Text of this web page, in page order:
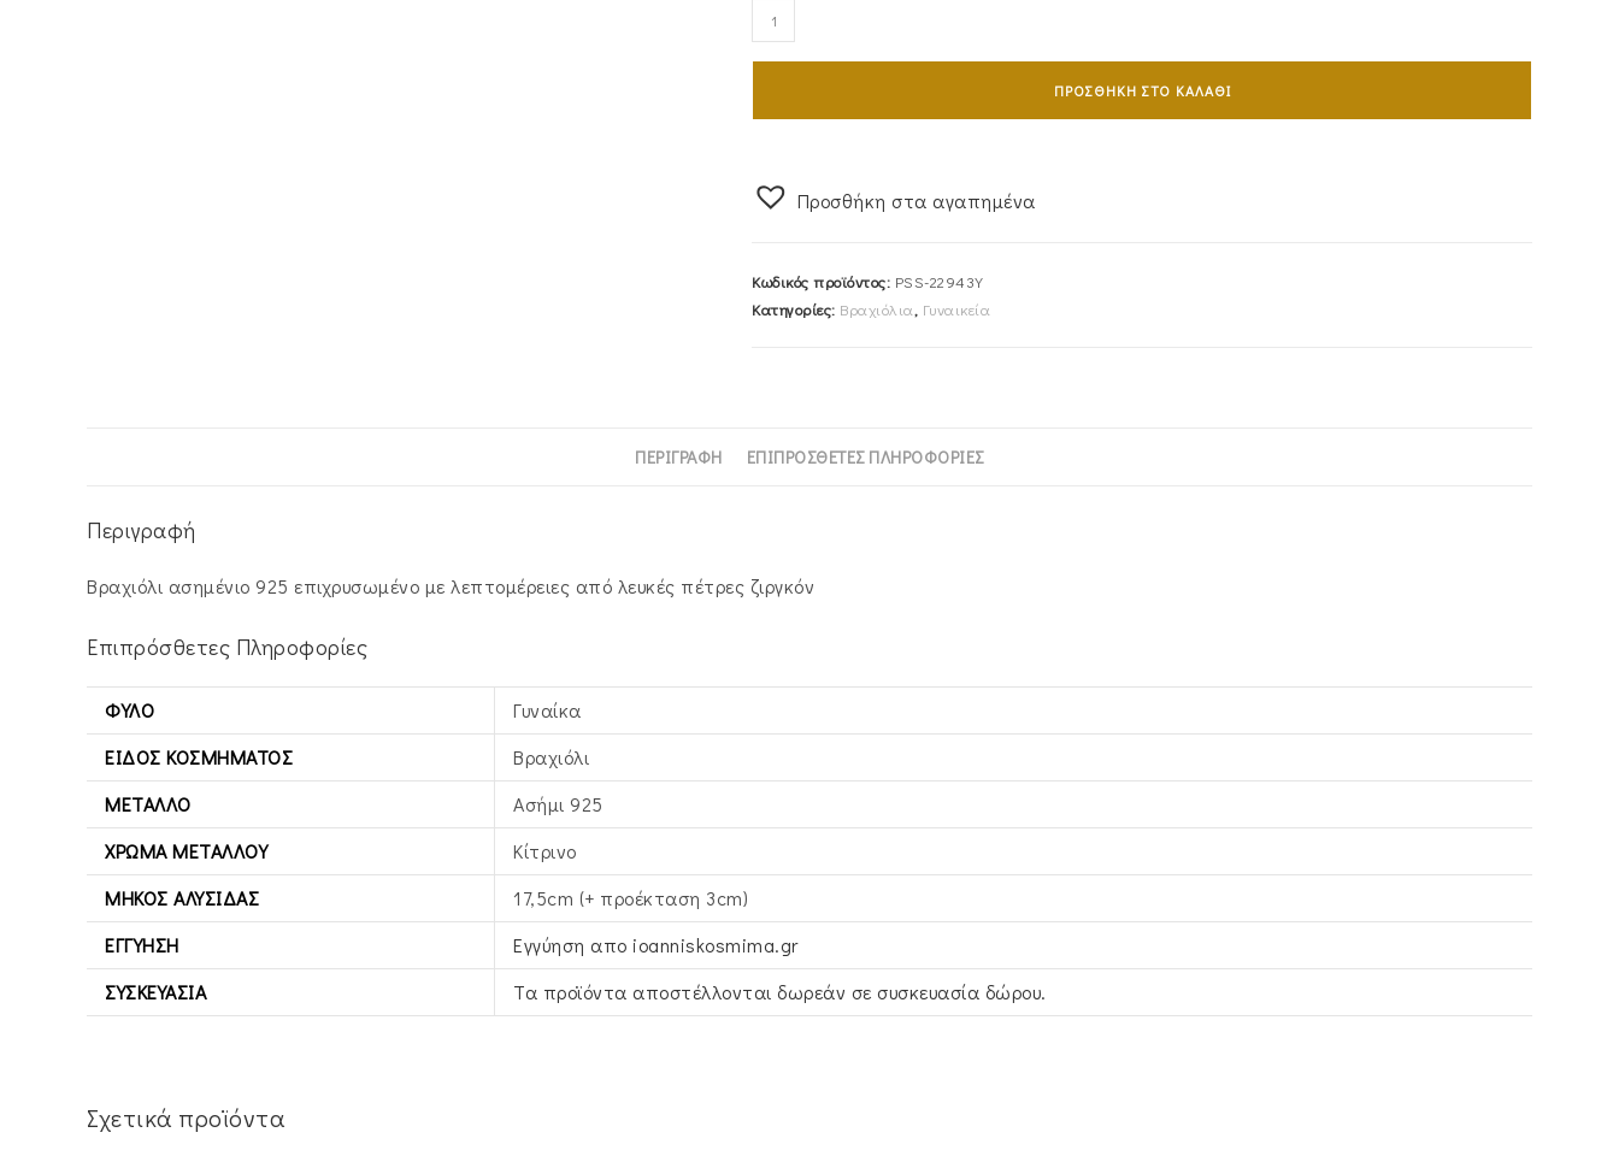
Βραχιόλι
Ασημένιο
Από
Ζιργκόν
PSS-
ΠΡΟΣΘΉΚΗ ΣΤΟ ΚΑΛΆΘΙ
Προσθήκη στα αγαπημένα
Κωδικός προϊόντος: PSS-22943Y
Κατηγορίες: Βραχιόλια, Γυναικεία
ΠΕΡΙΓΡΑΦΉ ΕΠΙΠΡΌΣΘΕΤΕΣ ΠΛΗΡΟΦΟΡΊΕΣ
Περιγραφή
Βραχιόλι ασημένιο 925 επιχρυσωμένο με λεπτομέρειες από λευκές πέτρες ζιργκόν
Επιπρόσθετες Πληροφορίες
ΦΎΛΟ
Γυναίκα
ΕΊΔΟΣ ΚΟΣΜΉΜΑΤΟΣ
Βραχιόλι
ΜΈΤΑΛΛΟ
Ασήμι 925
ΧΡΏΜΑ ΜΕΤΆΛΛΟΥ
Κίτρινο
ΜΉΚΟΣ ΑΛΥΣΊΔΑΣ
17,5cm (+ προέκταση 3cm)
ΕΓΓΎΗΣΗ
Εγγύηση απο ioanniskosmima.gr
ΣΥΣΚΕΥΑΣΊΑ
Τα προϊόντα αποστέλλονται δωρεάν σε συσκευασία δώρου.
Σχετικά προϊόντα